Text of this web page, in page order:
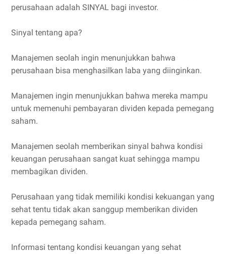
perusahaan adalah SINYAL bagi investor.
Sinyal tentang apa?
Manajemen seolah ingin menunjukkan bahwa
perusahaan bisa menghasilkan laba yang diinginkan.
Manajemen ingin menunjukkan bahwa mereka mampu
untuk memenuhi pembayaran dividen kepada pemegang
saham.
Manajemen seolah memberikan sinyal bahwa kondisi
keuangan perusahaan sangat kuat sehingga mampu
membagikan dividen.
Perusahaan yang tidak memiliki kondisi kekuangan yang
sehat tentu tidak akan sanggup memberikan dividen
kepada pemegang saham.
Informasi tentang kondisi keuangan yang sehat